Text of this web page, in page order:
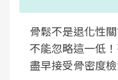
骨鬆不是退化性
不能忽略這一低
盡早接受骨密度